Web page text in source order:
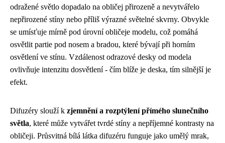
odražené světlo dopadalo na obličej přirozeně a nevytvářelo
nepřirozené stíny nebo příliš výrazné světelné skvrny. Obvykle
se umísťuje mírně pod úrovní obličeje modelu, což pomáhá
osvětlit partie pod nosem a bradou, které bývají při horním
osvětlení ve stínu. Vzdálenost odrazové desky od modela
ovlivňuje intenzitu dosvětlení - čím blíže je deska, tím silnější je
efekt.
Difuzéry slouží k zjemnění a rozptýlení přímého slunečního
světla, které může vytvářet tvrdé stíny a nepříjemné kontrasty na
obličeji. Průsvitná bílá látka difuzéru funguje jako umělý mrak,